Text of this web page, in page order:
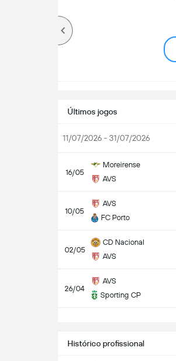
Últimos jogos
11/07/2026 - 31/07/2026
16/05
Moreirense
AVS
10/05
AVS
FC Porto
02/05
CD Nacional
AVS
26/04
AVS
Sporting CP
Histórico profissional